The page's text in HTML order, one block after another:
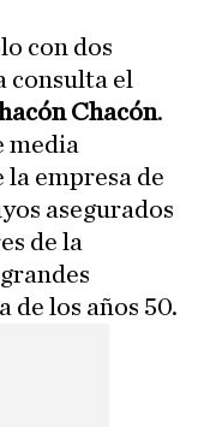
con dos
consulta el
Chacón.
media
la empresa de
asegurados
de la
de los años 50.